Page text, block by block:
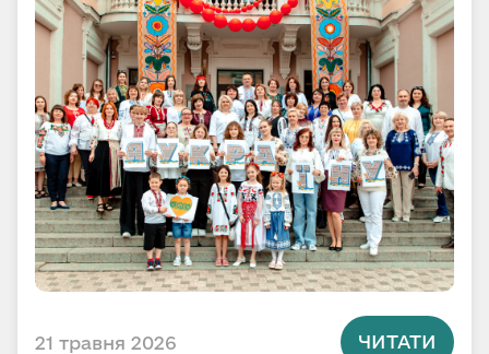
21 травня 2026 ЧИТАТИ